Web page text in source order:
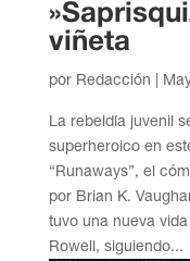
viñeta
por Redacción
La rebeldía juvenil
superheroico en
“Runaways”, el
por Brian K.
tuvo una nueva
Rowell, siguiendo...